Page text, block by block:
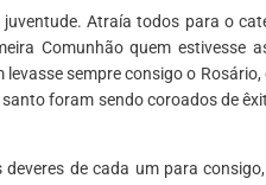
Atraía todos para o
Comunhão quem estivesse
sempre consigo o
foram sendo coroados de
de cada um para